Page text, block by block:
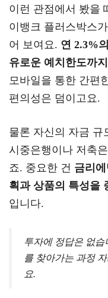
이런 관점에서 봤을
이뱅크 플러스박스
어 보여요. 연 2.3%
유로운 예치한도까
모바일을 통한 간편
편의성은 덤이고요.
물론 자신의 자금 규
시중은행이나 저축
죠. 중요한 건 금리
획과 상품의 특성을
입니다.
투자에 정답은 없
를 찾아가는 과정
요.